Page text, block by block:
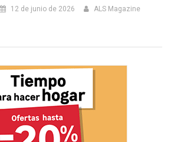
12 de junio de 2026 ALS Magazine